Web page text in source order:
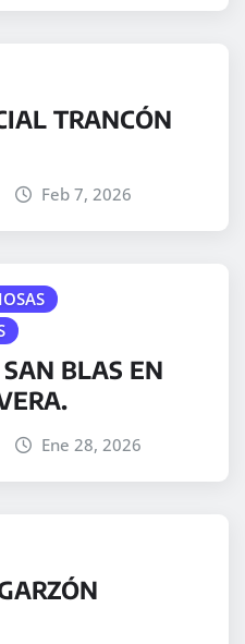
TRANCÓN
Feb 7, 2026
BLAS EN
Ene 28, 2026